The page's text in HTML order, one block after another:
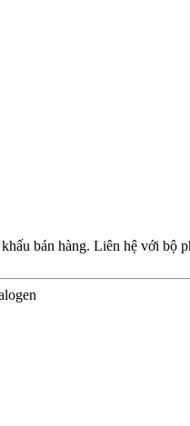
bán hàng. Liên hệ với bộ